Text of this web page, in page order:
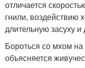
отличается
гнили, воздействию
длительную засуху
Бороться со мхом на
объясняется